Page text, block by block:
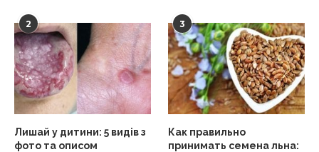
2
Лишай у дитини: 5 видів з
фото та описом
3
Как правильно
принимать семена льна: